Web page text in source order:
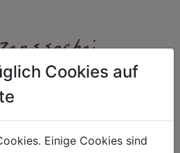
Cookies auf
Einige Cookies sind